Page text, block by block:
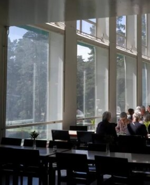
工会成员要求博物馆撤销这一决
动，要求恢复保洁员工的职位。
7月21日，请愿书已获得超过1900
艺术学院一位发言人在接受《芝加
访时表示：“芝加哥艺术学院高度
我们也非常感谢保洁团队每天付出
们决定将保洁服务转为外包模式
持博物馆的日常运营；同时，我
向现有保洁员工提供就业机会的合
代表馆内工会的谈判单位
申诉，认为馆方在最终决定将保
未按合同规定提前通知工会，因